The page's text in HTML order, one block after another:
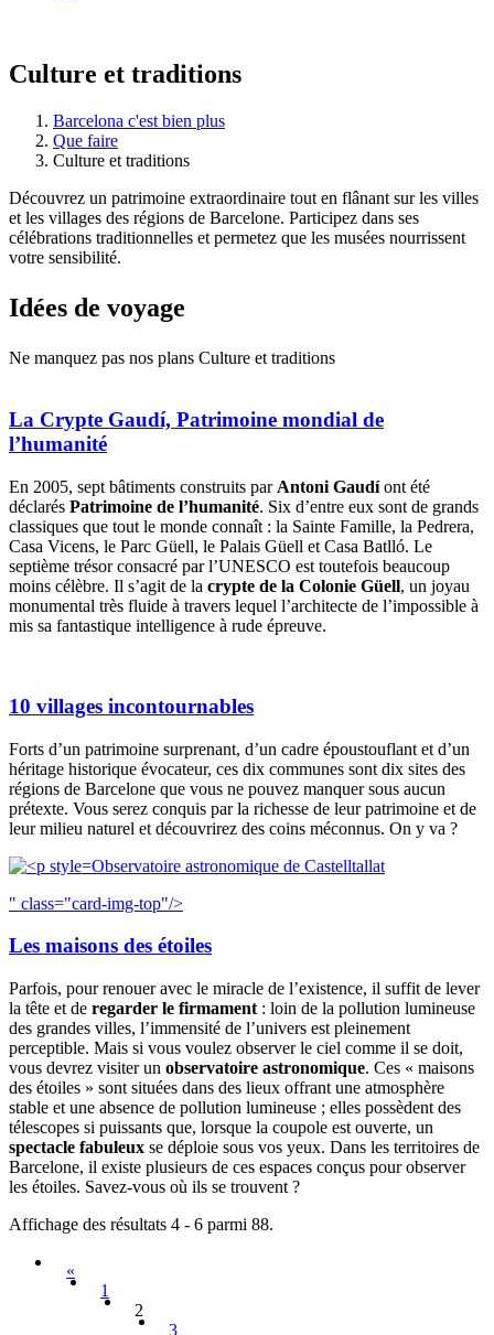
Culture et traditions
Barcelona c'est bien plus
Que faire
Culture et traditions
Découvrez un patrimoine extraordinaire tout en flânant sur les villes
et les villages des régions de Barcelone. Participez dans ses
célébrations traditionnelles et permetez que les musées nourrissent
votre sensibilité.
Idées de voyage
Ne manquez pas nos plans Culture et traditions
La Crypte Gaudí, Patrimoine mondial de
l’humanité
En 2005, sept bâtiments construits par Antoni Gaudíont été
déclarés Patrimoine de l’humanité. Six d’entre eux sont de grands
classiques que tout le monde connaît : la Sainte Famille, la Pedrera,
Casa Vicens, le Parc Güell, le Palais Güell et Casa Batlló. Le
septième trésor consacré par l’UNESCO est toutefois beaucoup
moins célèbre. Il s’agit de la crypte de la Colonie Güell, un joyau
monumental très fluide à travers lequel l’architecte de l’impossible à
mis sa fantastique intelligence à rude épreuve.
10 villages incontournables
Forts d’un patrimoine surprenant, d’un cadre époustouflant et d’un
héritage historique évocateur, ces dix communes sont dix sites des
régions de Barcelone que vous ne pouvez manquer sous aucun
prétexte. Vous serez conquis par la richesse de leur patrimoine et de
leur milieu naturel et découvrirez des coins méconnus. On y va ?
Observatoire astronomique de Castelltallat
" class="card-img-top"/>
Les maisons des étoiles
Parfois, pour renouer avec le miracle de l’existence, il suffit de lever
la tête et de regarder le firmament : loin de la pollution lumineuse
des grandes villes, l’immensité de l’univers est pleinement
perceptible. Mais si vous voulez observer le ciel comme il se doit,
vous devrez visiter un observatoire astronomique. Ces « maisons
des étoiles » sont situées dans des lieux offrant une atmosphère
stable et une absence de pollution lumineuse ; elles possèdent des
télescopes si puissants que, lorsque la coupole est ouverte, un
spectacle fabuleux se déploie sous vos yeux. Dans les territoires de
Barcelone, il existe plusieurs de ces espaces conçus pour observer
les étoiles. Savez-vous où ils se trouvent ?
Affichage des résultats 4 - 6 parmi 88.
«
1
2
3